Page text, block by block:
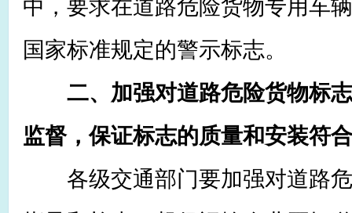
中，要求在道路危险货物专用车
国家标准规定的警示标志。
二、加强对道路危险货物标
监督，保证标志的质量和安装符
各级交通部门要加强对道路危